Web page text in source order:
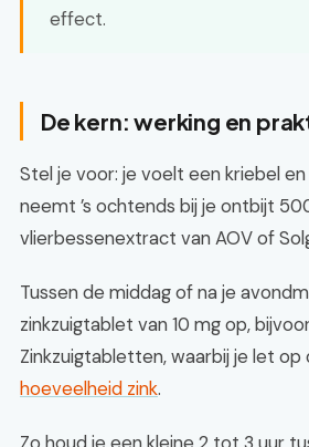
effect.
De kern: werking en
Stel je voor: je voelt een kriebel
neemt ’s ochtends bij je ontbijt
vlierbessenextract van AOV of
Tussen de middag of na je
zinkzuigtablet van 10 mg op,
Zinkzuigtabletten, waarbij je let op
hoeveelheid zink.